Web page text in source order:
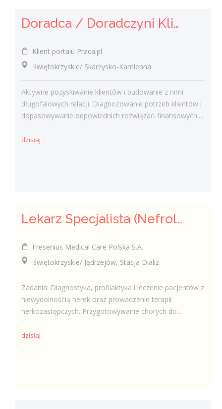
Doradca / Doradczyni Klienta – branża finansowa
Klient portalu Praca.pl
świętokrzyskie/ Skarżysko-Kamienna
Aktywne pozyskiwanie klientów i budowanie z nimi
długofalowych relacji. Diagnozowanie potrzeb klientów i
dopasowywanie odpowiednich rozwiązań finansowych....
dzisiaj
Lekarz Specjalista (Nefrolog / Internista) (K/M/N)
Fresenius Medical Care Polska S.A.
świętokrzyskie/ Jędrzejów, Stacja Dializ
Zadania: Diagnostyka, profilaktyka i leczenie pacjentów z
niewydolnością nerek oraz prowadzenie terapii
nerkozastępczych. Przygotowywanie chorych do...
dzisiaj